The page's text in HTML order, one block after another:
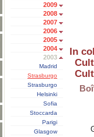
2009
2008
2007
2006
2005
2004
2003
Madrid
Strasburgo
Strasburgo
Helsinki
Sofia
Stoccarda
Parigi
Glasgow
In